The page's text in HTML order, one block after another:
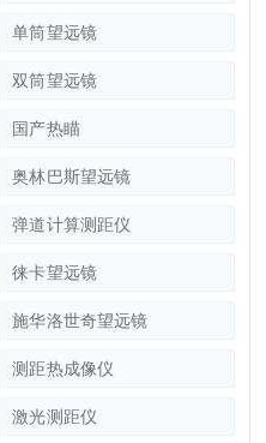
单筒望远镜
双筒望远镜
国产热瞄
奥林巴斯望远镜
弹道计算测距仪
徕卡望远镜
施华洛世奇望远镜
测距热成像仪
激光测距仪